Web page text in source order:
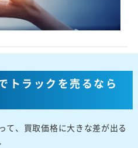
トラックを売るなら
て、買取価格に大きな差が出る